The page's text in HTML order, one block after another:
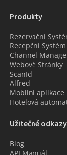
Produkty
Rezervační
Recepční Systém
Channel
Webové Stránky
ScanId
Alfred
Mobilní aplikace
Hotelová
Užitečné odkazy
Blog
API Manuál